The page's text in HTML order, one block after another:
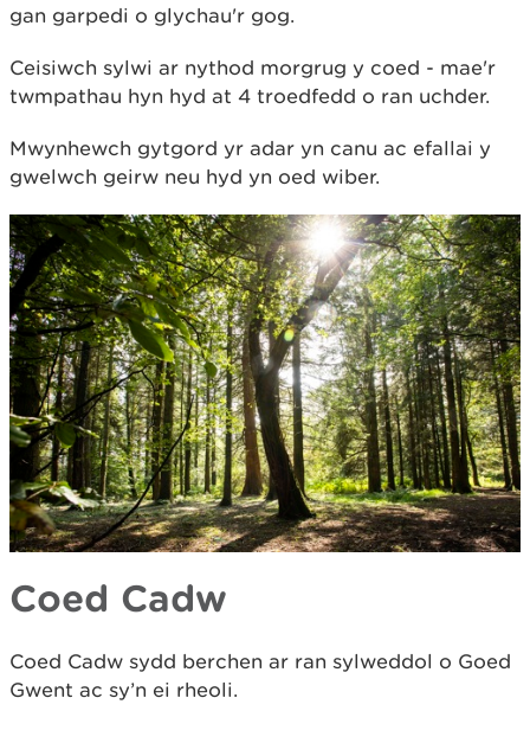
gan garpedi o glychau'r gog.
Ceisiwch sylwi ar nythod morgrug y coed - mae'r
twmpathau hyn hyd at 4 troedfedd o ran uchder.
Mwynhewch gytgord yr adar yn canu ac efallai y
gwelwch geirw neu hyd yn oed wiber.
Coed Cadw
Coed Cadw sydd berchen ar ran sylweddol o Goed
Gwent ac sy’n ei rheoli.